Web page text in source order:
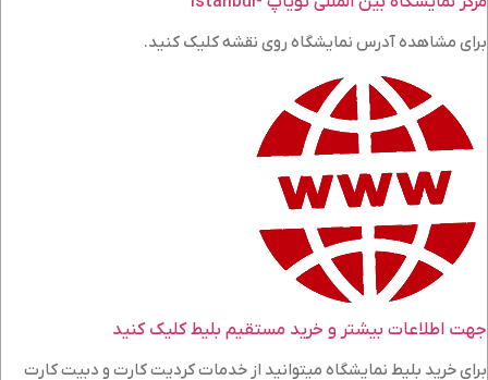
برای مشاهده آدرس نمایشگاه روی نقشه کلیک کنید.
جهت اطلاعات بیشتر و خرید مستقیم بلیط کلیک کنید
برای خرید بلیط نمایشگاه میتوانید از خدمات کردیت کارت و دبیت کارت